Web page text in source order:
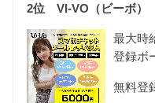
2位 VI-VO（ビーボ）
最大時
登録ボ
無料登